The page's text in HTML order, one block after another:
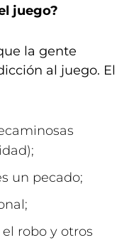
juego?
la gente
al juego. El
un pecado;
robo y otros